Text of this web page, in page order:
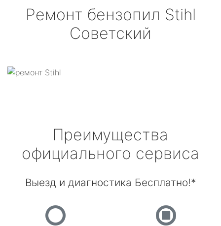
Ремонт бензопил Stihl
Советский
Преимущества
официального сервиса
Выезд и диагностика Бесплатно!*